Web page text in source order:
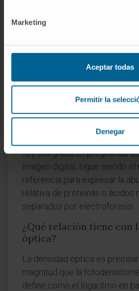
Marketing
Aceptar todas
Permitir la
Denegar
histórica: medía la densidad
convencionales, un método
¿Se sigue utilizando la
fotodensitometría en
Sí, sobre todo para cuantificar
geles de electroforesis y
hoy integrada en programas
imagen digital, sigue siendo
referencia para expresar la
relativa de proteínas o ácidos
separados por electroforesis.
¿Qué relación tiene con
óptica?
La densidad óptica es
magnitud que la
define como el logaritmo en